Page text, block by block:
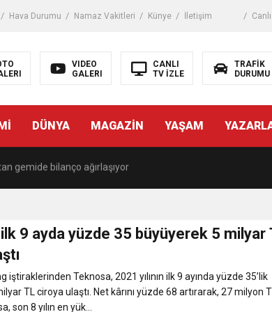
Hava Durumu Namaz Vakitleri Künye İletişim
VIDEO
GALERI
CANLI
TV İZLE
TRAFİK
DURUMU
DÜNYA MAGAZİN YAŞAM
Akademisyen ile öğrenciler arasında “Ayakkabı” tartışması
oturma eylemi yaptı
gemide bilanço ağırlaşıyor
üniversiteli kıza cinsel saldırıya kalkıştı
ve EYT mesajı! Sözleşmeli personele kadro
zincir marketler harekete geçti! İşte ürünlere yapılan indirim
9 ayda yüzde 35 büyüyerek 5 milyar
iştiraklerinden Teknosa, 2021 yılının ilk 9 ayında yüzde 35’lik
TL ciroya ulaştı. Net kârını yüzde 68 artırarak, 27 milyon
son 8 yılın en yük...